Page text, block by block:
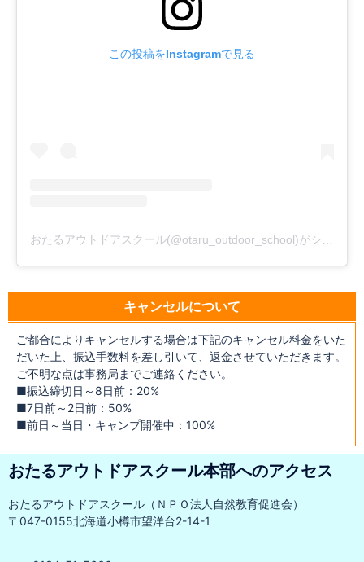
この投稿をInstagramで見る
キャンセルについて
ご都合によりキャンセルする場合は下記のキャンセル料金をいた
だいた上、振込手数料を差し引いて、返金させていただきます。
ご不明な点は事務局までご連絡ください。
■振込締切日～8日前：20%
■7日前～2日前：50%
■前日～当日・キャンプ開催中：100%
おたるアウトドアスクール本部へのアクセス
おたるアウトドアスクール（ＮＰＯ法人自然教育促進会）
〒047-0155北海道小樽市望洋台2-14-1